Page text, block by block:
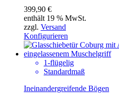
399,90 €
enthält 19 % MwSt.
zzgl. Versand
Konfigurieren
1-flügelig
Standardmaß
Ineinandergreifende Bögen